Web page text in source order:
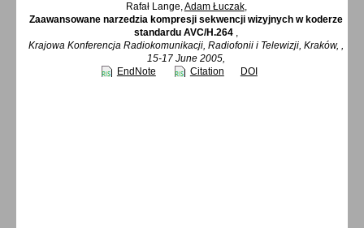
Rafał Lange,Adam Łuczak,
Zaawansowane narzedzia kompresji sekwencji wizyjnych w koderze
standardu AVC/H.264 ,
Krajowa Konferencja Radiokomunikacji, Radiofonii i Telewizji, Kraków, ,
15-17 June 2005,
EndNote
Citation DOI